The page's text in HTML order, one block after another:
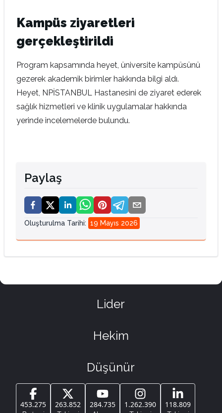
Kampüs ziyaretleri
gerçekleştirildi
Program kapsamında heyet, üniversite kampüsünü
gezerek akademik birimler hakkında bilgi aldı.
Heyet, NPİSTANBUL Hastanesini de ziyaret ederek
sağlık hizmetleri ve klinik uygulamalar hakkında
yerinde incelemelerde bulundu.
Paylaş
Oluşturulma Tarihi: 19 Mayıs 2026
Lider
Hekim
Düşünür
453.275 263.852 284.735 1.262.390 118.809